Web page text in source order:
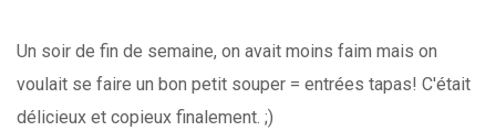
Un soir de fin de semaine, on avait moins faim mais on
voulait se faire un bon petit souper = entrées tapas! C'était
délicieux et copieux finalement. ;)